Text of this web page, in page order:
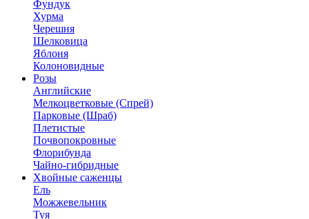
Фундук
Хурма
Черешня
Шелковица
Яблоня
Колоновидные
Розы
Английские
Мелкоцветковые (Спрей)
Парковые (Шраб)
Плетистые
Почвопокровные
Флорибунда
Чайно-гибридные
Хвойные саженцы
Ель
Можжевельник
Туя